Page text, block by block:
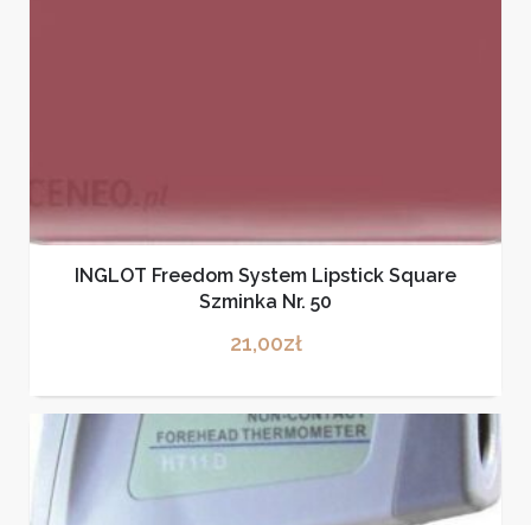
INGLOT Freedom System Lipstick Square
Szminka Nr. 50
21,00zł